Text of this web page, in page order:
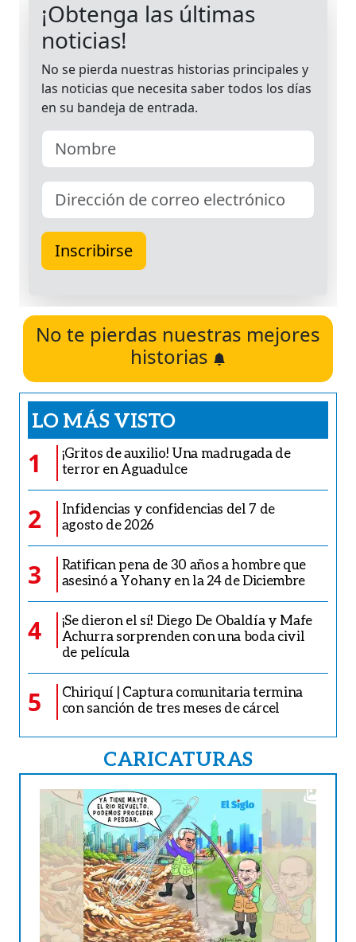
No te pierdas nuestras mejores
historias
LO MÁS VISTO
1
¡Gritos de auxilio! Una madrugada de
terror en Aguadulce
2
Infidencias y confidencias del 7 de
agosto de 2026
3
Ratifican pena de 30 años a hombre que
asesinó a Yohany en la 24 de Diciembre
4
¡Se dieron el sí! Diego De Obaldía y Mafe
Achurra sorprenden con una boda civil
de película
5
Chiriquí | Captura comunitaria termina
con sanción de tres meses de cárcel
CARICATURAS